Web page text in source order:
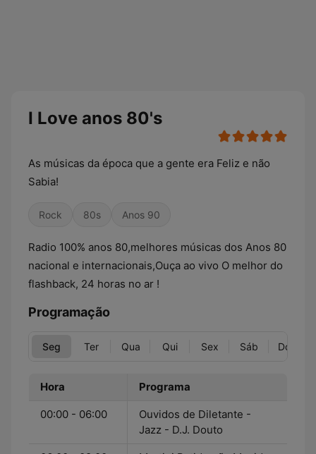
I Love anos 80's
As músicas da época que a gente era Feliz e não
Sabia!
Rock 80s Anos 90
Radio 100% anos 80,melhores músicas dos Anos 80
nacional e internacionais,Ouça ao vivo O melhor do
flashback, 24 horas no ar !
Programação
Seg Ter Qua Qui Sex Sáb Dom
Hora Programa
00:00 - 06:00
Ouvidos de Diletante -
Jazz - D.J. Douto